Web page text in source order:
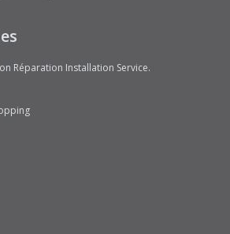
Réparation Installation Service.